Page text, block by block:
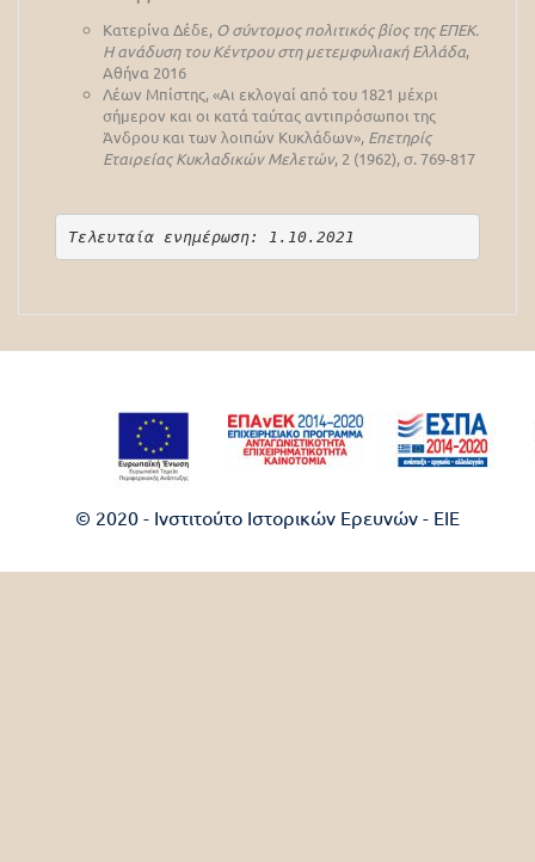
Κατερίνα Δέδε, Ο σύντομος πολιτικός βίος της ΕΠΕΚ.
Η ανάδυση του Κέντρου στη μετεμφυλιακή Ελλάδα,
Αθήνα 2016
Λέων Μπίστης, «Αι εκλογαί από του 1821 μέχρι
σήμερον και οι κατά ταύτας αντιπρόσωποι της
Άνδρου και των λοιπών Κυκλάδων», Επετηρίς
Εταιρείας Κυκλαδικών Μελετών, 2 (1962), σ. 769-817
Τελευταία ενημέρωση: 1.10.2021
© 2020 - Ινστιτούτο Ιστορικών Ερευνών - EIE